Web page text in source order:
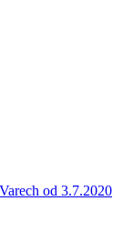
od 3.7.2020